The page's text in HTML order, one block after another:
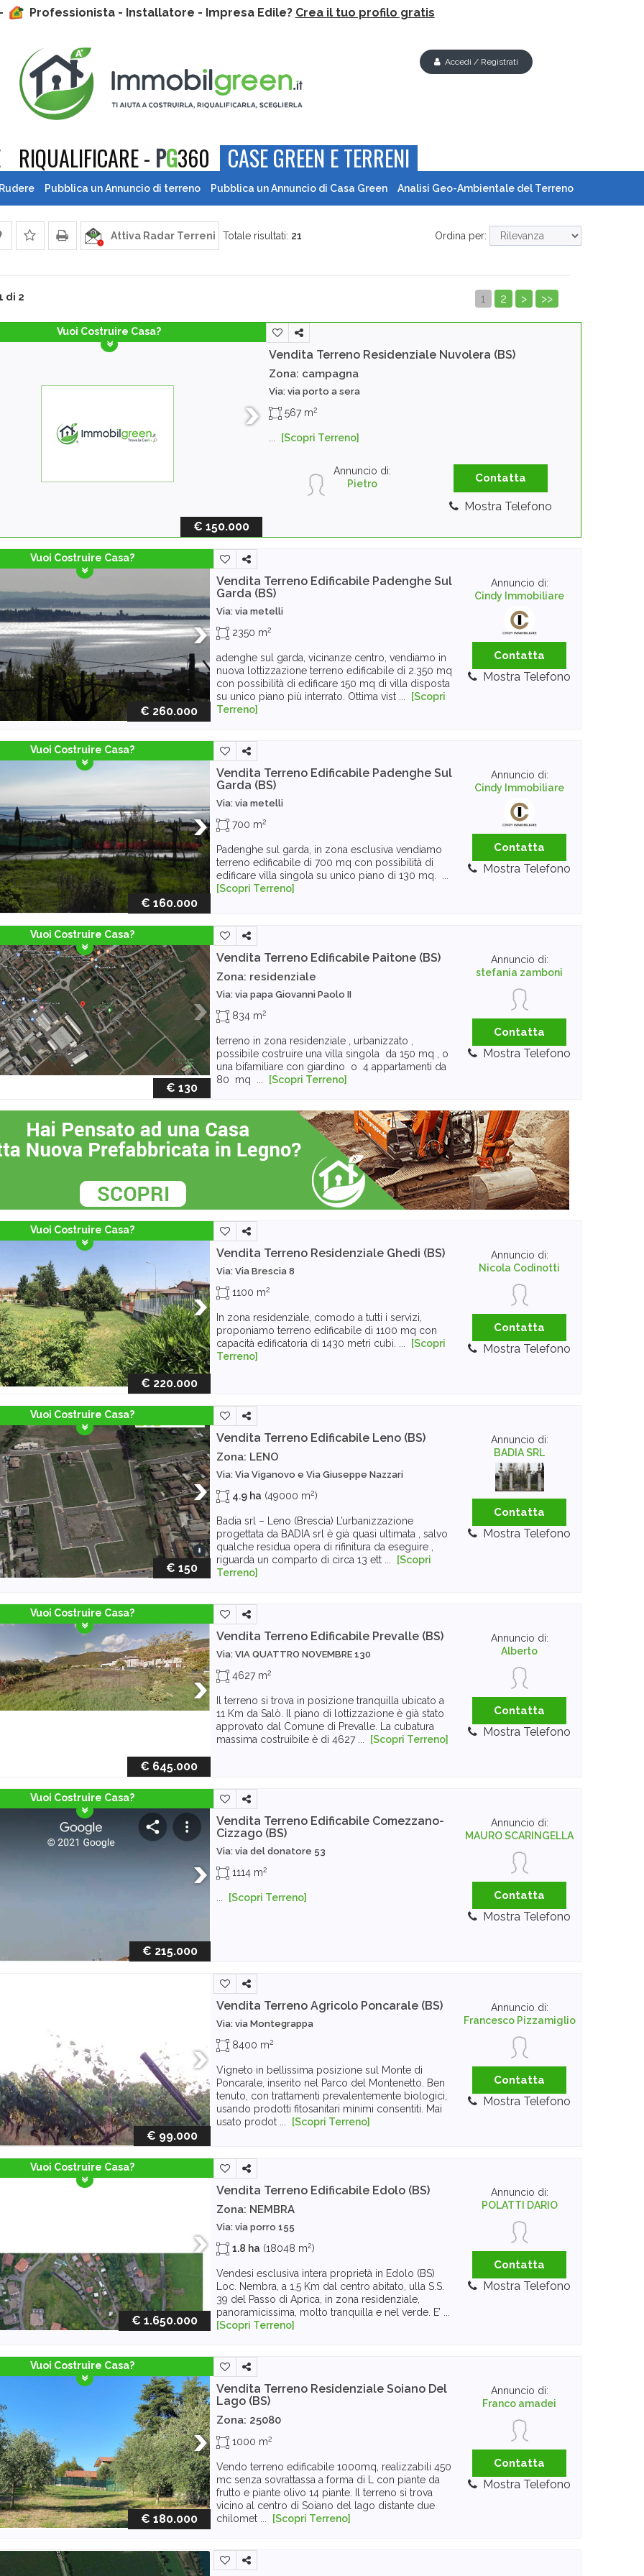
Professionista - Installatore - Impresa Edile? Crea il tuo profilo gratis
Accedi / Registrati
RIQUALIFICARE - PG360 CASE GREEN E TERRENI
Pubblica un Annuncio di terreno Pubblica un Annuncio di Casa Green Analisi Geo-Ambientale del Terreno
Attiva Radar Terreni Totale risultati: 21 Ordina per:
di 2 1 2 > >>
Vuoi Costruire Casa?
€ 150.000
Vendita Terreno Residenziale Nuvolera (BS)
Zona: campagna
Via: via porto a sera
567 m2
[Scopri Terreno]
Annuncio di:
Pietro
Contatta
Mostra Telefono
Vuoi Costruire Casa?
€ 260.000
Vendita Terreno Edificabile Padenghe Sul
Garda (BS)
Via: via metelli
2350 m2
adenghe sul garda, vicinanze centro, vendiamo in
nuova lottizzazione terreno edificabile di 2.350 mq
con possibilità di edificare 150 mq di villa disposta
su unico piano più interrato. Ottima vist ...
[Scopri
Terreno]
Annuncio di:
Cindy Immobiliare
Contatta
Mostra Telefono
Vuoi Costruire Casa?
€ 160.000
Vendita Terreno Edificabile Padenghe Sul
Garda (BS)
Via: via metelli
700 m2
Padenghe sul garda, in zona esclusiva vendiamo
terreno edificabile di 700 mq con possibilità di
edificare villa singola su unico piano di 130 mq. ...
[Scopri Terreno]
Annuncio di:
Cindy Immobiliare
Contatta
Mostra Telefono
Vuoi Costruire Casa?
€ 130
Vendita Terreno Edificabile Paitone (BS)
Zona: residenziale
Via: via papa Giovanni Paolo II
834 m2
terreno in zona residenziale , urbanizzato ,
possibile costruire una villa singola da 150 mq , o
una bifamiliare con giardino o 4 appartamenti da
80 mq ...
[Scopri Terreno]
Annuncio di:
stefania zamboni
Contatta
Mostra Telefono
Vuoi Costruire Casa?
€ 220.000
Vendita Terreno Residenziale Ghedi (BS)
Via: Via Brescia 8
1100 m2
In zona residenziale, comodo a tutti i servizi,
proponiamo terreno edificabile di 1100 mq con
capacità edificatoria di 1430 metri cubi. ...
[Scopri
Terreno]
Annuncio di:
Nicola Codinotti
Contatta
Mostra Telefono
Vuoi Costruire Casa?
€ 150
Vendita Terreno Edificabile Leno (BS)
Zona: LENO
Via: Via Viganovo e Via Giuseppe Nazzari
4.9 ha (49000 m2)
Badia srl – Leno (Brescia) L’urbanizzazione
progettata da BADIA srl è già quasi ultimata , salvo
qualche residua opera di rifinitura da eseguire ,
riguarda un comparto di circa 13 ett ...
[Scopri
Terreno]
Annuncio di:
BADIA SRL
Contatta
Mostra Telefono
Vuoi Costruire Casa?
€ 645.000
Vendita Terreno Edificabile Prevalle (BS)
Via: VIA QUATTRO NOVEMBRE 130
4627 m2
Il terreno si trova in posizione tranquilla ubicato a
11 Km da Salò. Il piano di lottizzazione è già stato
approvato dal Comune di Prevalle. La cubatura
massima costruibile è di 4627 ...
[Scopri Terreno]
Annuncio di:
Alberto
Contatta
Mostra Telefono
Vuoi Costruire Casa?
€ 215.000
Vendita Terreno Edificabile Comezzano-
Cizzago (BS)
Via: via del donatore 53
1114 m2
[Scopri Terreno]
Annuncio di:
MAURO SCARINGELLA
Contatta
Mostra Telefono
€ 99.000
Vendita Terreno Agricolo Poncarale (BS)
Via: via Montegrappa
8400 m2
Vigneto in bellissima posizione sul Monte di
Poncarale, inserito nel Parco del Montenetto. Ben
tenuto, con trattamenti prevalentemente biologici,
usando prodotti fitosanitari minimi consentiti. Mai
usato prodot ...
[Scopri Terreno]
Annuncio di:
Francesco Pizzamiglio
Contatta
Mostra Telefono
Vuoi Costruire Casa?
€ 1.650.000
Vendita Terreno Edificabile Edolo (BS)
Zona: NEMBRA
Via: via porro 155
1.8 ha (18048 m2)
Vendesi esclusiva intera proprietà in Edolo (BS)
Loc. Nembra, a 1,5 Km dal centro abitato, ulla S.S.
39 del Passo di Aprica, in zona residenziale,
panoramicissima, molto tranquilla e nel verde. E’ ...
[Scopri Terreno]
Annuncio di:
POLATTI DARIO
Contatta
Mostra Telefono
Vuoi Costruire Casa?
€ 180.000
Vendita Terreno Residenziale Soiano Del
Lago (BS)
Zona: 25080
1000 m2
Vendo terreno edificabile 1000mq, realizzabili 450
mc senza sovrattassa a forma di L con piante da
frutto e piante olivo 14 piante. Il terreno si trova
vicino al centro di Soiano del lago distante due
chilomet ...
[Scopri Terreno]
Annuncio di:
Franco amadei
Contatta
Mostra Telefono